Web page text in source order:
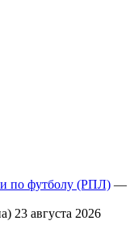
по футболу (РПЛ) —
23 августа 2026